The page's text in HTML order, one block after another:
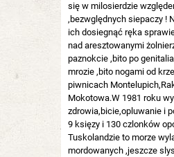
się w milosierdzie
,bezwględnych siepaczy !
ich dosiegnąć ręka
nad aresztowanymi
paznokcie ,bito po
mrozie ,bito nogami od
piwnicach
Mokotowa.W 1981 roku
zdrowia,bicie,opluwanie i
9 księzy i 130 czlonków
Tuskolandzie to morze
mordowanych ,jeszcze